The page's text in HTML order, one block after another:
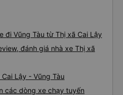
đi Vũng Tàu từ Thị xã Cai Lậy
đánh giá nhà xe Thị xã
Lậy - Vũng Tàu
các dòng xe chạy tuyến